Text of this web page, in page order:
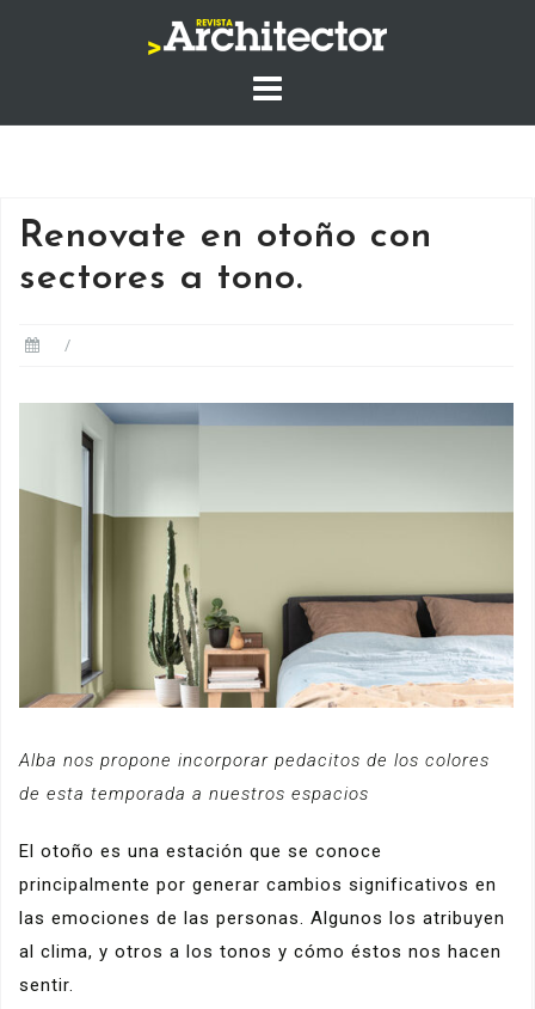
Renovate en otoño con
sectores a tono.
Alba nos propone incorporar pedacitos de los colores
de esta temporada a nuestros espacios
El otoño es una estación que se conoce
principalmente por generar cambios significativos en
las emociones de las personas. Algunos los atribuyen
al clima, y otros a los tonos y cómo éstos nos hacen
sentir.